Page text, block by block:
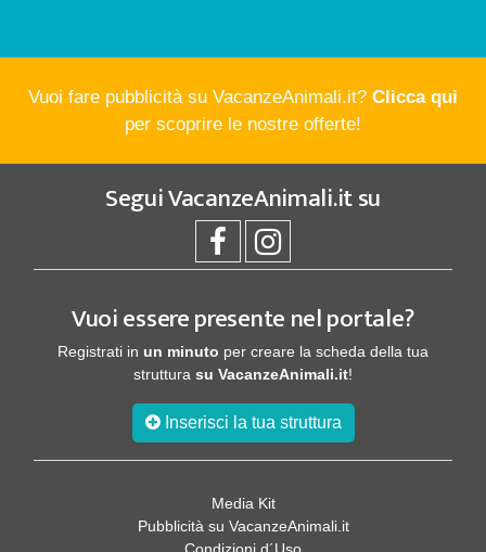
Vuoi fare pubblicità su VacanzeAnimali.it? Clicca qui
per scoprire le nostre offerte!
SeguiVacanzeAnimali.itsu
Vuoi essere presente nel portale?
Registrati in un minuto per creare la scheda della tua
struttura su VacanzeAnimali.it!
Inserisci la tua struttura
Media Kit
Pubblicità su VacanzeAnimali.it